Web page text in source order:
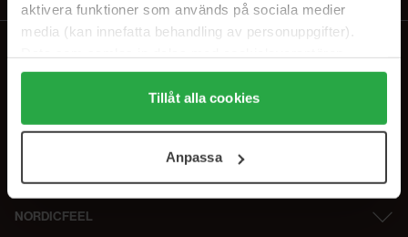
aktivera funktioner som används på sociala medier
media (kan innefatta behandling av personuppgifter).
Genom att trycka på "Tillåt alla cookies" accepterar du
alla cookies, medan du under "Detaljer" kan anpassa
användningen av cookies. Du kan när som helst återkalla
samt vår Integritetspolicy.
Tillåt alla cookies
Anpassa
NORDICFEEL